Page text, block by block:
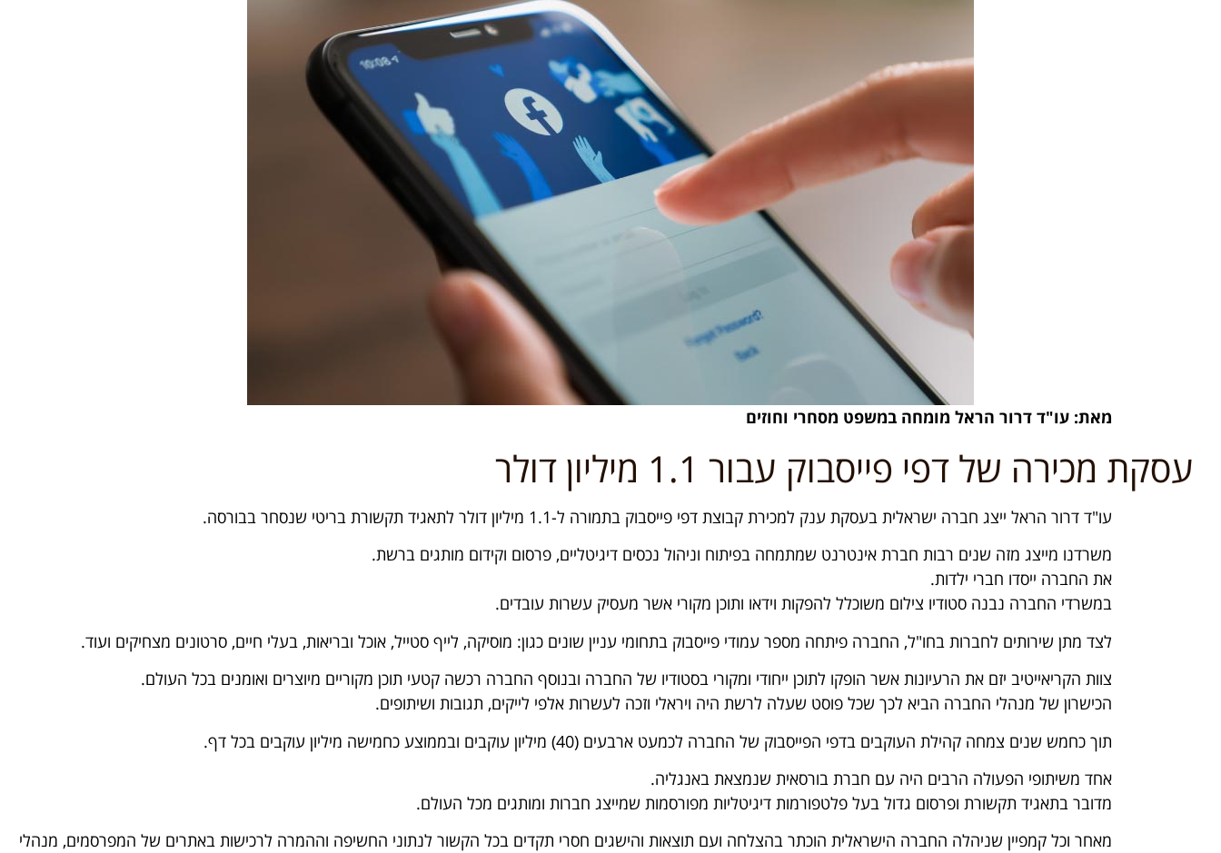
מאת: עו"ד דרור הראל מומחה במשפט מסחרי וחוזים
עסקת מכירה של דפי פייסבוק עבור 1.1 מיליון דולר
עו"ד דרור הראל ייצג חברה ישראלית בעסקת ענק למכירת קבוצת דפי פייסבוק בתמורה ל-1.1 מיליון דולר לתאגיד תקשורת בריטי שנסחר בבורסה.
משרדנו מייצג מזה שנים רבות חברת אינטרנט שמתמחה בפיתוח וניהול נכסים דיגיטליים, פרסום וקידום מותגים ברשת.
את החברה ייסדו חברי ילדות.
במשרדי החברה נבנה סטודיו צילום משוכלל להפקות וידאו ותוכן מקורי אשר מעסיק עשרות עובדים.
לצד מתן שירותים לחברות בחו"ל, החברה פיתחה מספר עמודי פייסבוק בתחומי עניין שונים כגון: מוסיקה, לייף סטייל, אוכל ובריאות, בעלי חיים, סרטונים מצחיקים ועוד.
צוות הקריאייטיב יזם את הרעיונות אשר הופקו לתוכן ייחודי ומקורי בסטודיו של החברה ובנוסף החברה רכשה קטעי תוכן מקוריים מיוצרים ואומנים בכל העולם.
הכישרון של מנהלי החברה הביא לכך שכל פוסט שעלה לרשת היה ויראלי וזכה לעשרות אלפי לייקים, תגובות ושיתופים.
תוך כחמש שנים צמחה קהילת העוקבים בדפי הפייסבוק של החברה לכמעט ארבעים (40) מיליון עוקבים ובממוצע כחמישה מיליון עוקבים בכל דף.
אחד משיתופי הפעולה הרבים היה עם חברת בורסאית שנמצאת באנגליה.
מדובר בתאגיד תקשורת ופרסום גדול בעל פלטפורמות דיגיטליות מפורסמות שמייצג חברות ומותגים מכל העולם.
מאחר וכל קמפיין שניהלה החברה הישראלית הוכתר בהצלחה ועם תוצאות והישגים חסרי תקדים בכל הקשור לנתוני החשיפה וההמרה לרכישות באתרים של המפרסמים, מנהלי